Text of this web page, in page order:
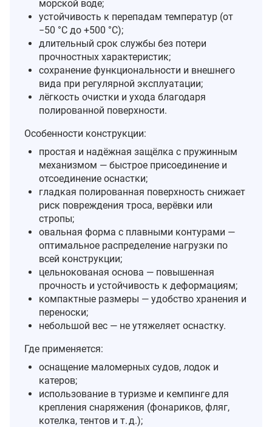
морской воде;
устойчивость к перепадам температур (от
−50 °C до +500 °C);
длительный срок службы без потери
прочностных характеристик;
сохранение функциональности и внешнего
вида при регулярной эксплуатации;
лёгкость очистки и ухода благодаря
полированной поверхности.
Особенности конструкции:
простая и надёжная защёлка с пружинным
механизмом — быстрое присоединение и
отсоединение оснастки;
гладкая полированная поверхность снижает
риск повреждения троса, верёвки или
стропы;
овальная форма с плавными контурами —
оптимальное распределение нагрузки по
всей конструкции;
цельнокованая основа — повышенная
прочность и устойчивость к деформациям;
компактные размеры — удобство хранения и
переноски;
небольшой вес — не утяжеляет оснастку.
Где применяется:
оснащение маломерных судов, лодок и
катеров;
использование в туризме и кемпинге для
крепления снаряжения (фонариков, фляг,
котелка, тентов и т. д.);